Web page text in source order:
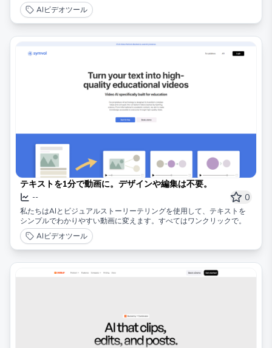
AIビデオツール
テキストを1分で動画に。デザインや編集は不要。
-- 0
私たちはAIとビジュアルストーリーテリングを使用して、テキストを
シンプルでわかりやすい動画に変えます。すべてはワンクリックで。
AIビデオツール